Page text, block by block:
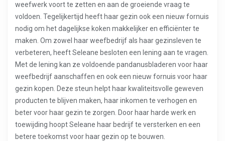
weefwerk voort te zetten en aan de groeiende vraag te
voldoen. Tegelijkertijd heeft haar gezin ook een nieuw fornuis
nodig om het dagelijkse koken makkelijker en efficiënter te
maken. Om zowel haar weefbedrijf als haar gezinsleven te
verbeteren, heeft Seleane besloten een lening aan te vragen.
Met de lening kan ze voldoende pandanusbladeren voor haar
weefbedrijf aanschaffen en ook een nieuw fornuis voor haar
gezin kopen. Deze steun helpt haar kwaliteitsvolle geweven
producten te blijven maken, haar inkomen te verhogen en
beter voor haar gezin te zorgen. Door haar harde werk en
toewijding hoopt Seleane haar bedrijf te versterken en een
betere toekomst voor haar gezin op te bouwen.